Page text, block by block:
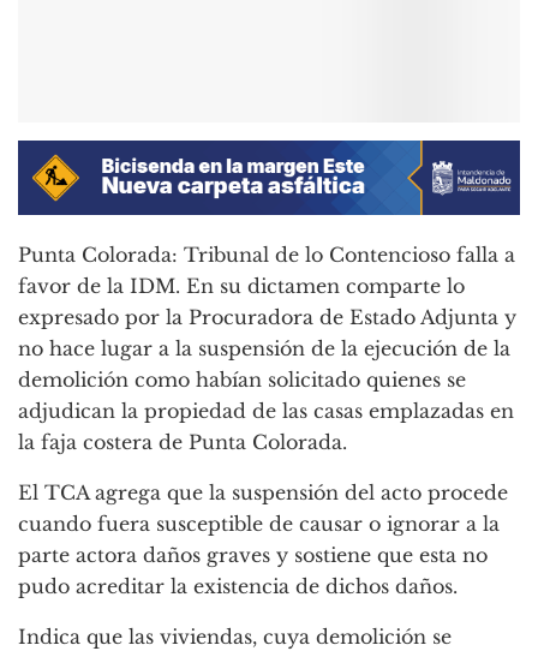
Punta Colorada: Tribunal de lo Contencioso falla a
favor de la IDM. En su dictamen comparte lo
expresado por la Procuradora de Estado Adjunta y
no hace lugar a la suspensión de la ejecución de la
demolición como habían solicitado quienes se
adjudican la propiedad de las casas emplazadas en
la faja costera de Punta Colorada.
El TCA agrega que la suspensión del acto procede
cuando fuera susceptible de causar o ignorar a la
parte actora daños graves y sostiene que esta no
pudo acreditar la existencia de dichos daños.
Indica que las viviendas, cuya demolición se